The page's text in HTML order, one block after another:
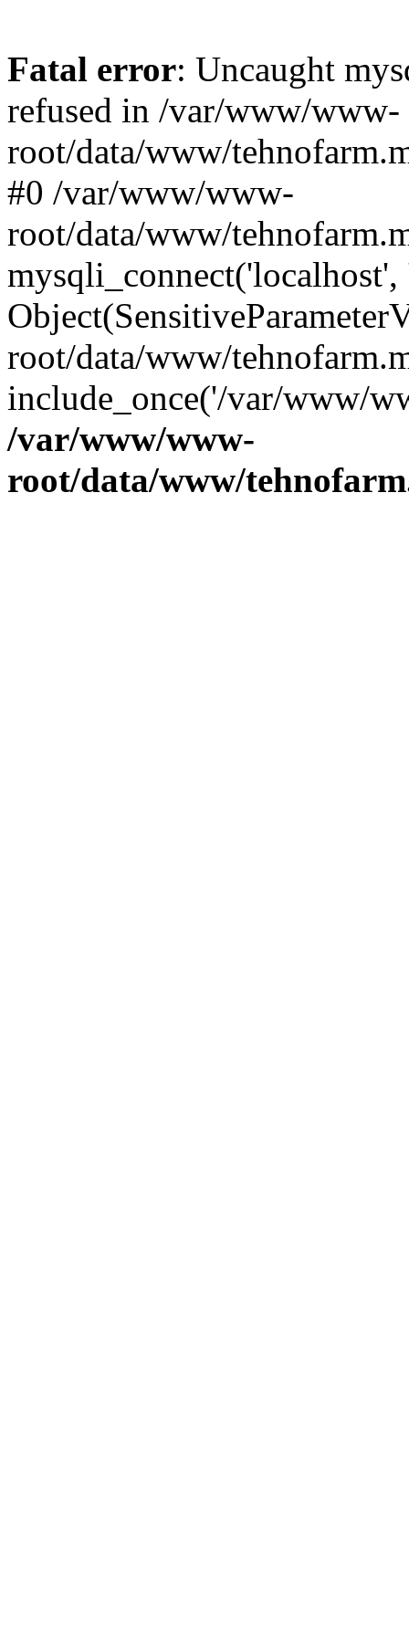
Fatal error: Uncaught
refused in /var/www/www-
root/data/www/
#0 /var/www/www-
root/data/www/
mysqli_connect('localhost',
root/data/www/
include_once('/var/www/
/var/www/www-
root/data/www/